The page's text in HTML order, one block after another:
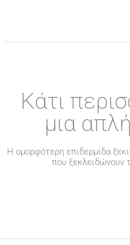
Κάτι
μια
Η ομορφότερη επιδερμίδα
που ξεκλειδώνουν